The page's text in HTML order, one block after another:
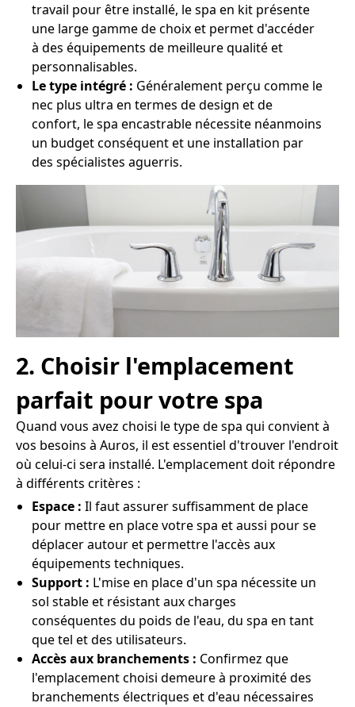
travail pour être installé, le spa en kit présente
une large gamme de choix et permet d'accéder
à des équipements de meilleure qualité et
personnalisables.
Le type intégré : Généralement perçu comme le
nec plus ultra en termes de design et de
confort, le spa encastrable nécessite néanmoins
un budget conséquent et une installation par
des spécialistes aguerris.
2. Choisir l'emplacement
parfait pour votre spa
Quand vous avez choisi le type de spa qui convient à
vos besoins à Auros, il est essentiel d'trouver l'endroit
où celui-ci sera installé. L'emplacement doit répondre
à différents critères :
Espace : Il faut assurer suffisamment de place
pour mettre en place votre spa et aussi pour se
déplacer autour et permettre l'accès aux
équipements techniques.
Support : L'mise en place d'un spa nécessite un
sol stable et résistant aux charges
conséquentes du poids de l'eau, du spa en tant
que tel et des utilisateurs.
Accès aux branchements : Confirmez que
l'emplacement choisi demeure à proximité des
branchements électriques et d'eau nécessaires